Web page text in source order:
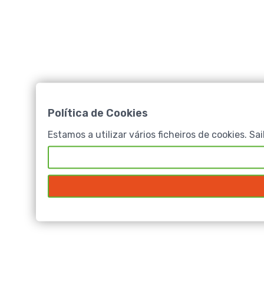
Política de Cookies
Estamos a utilizar vários ficheiros de cookies.